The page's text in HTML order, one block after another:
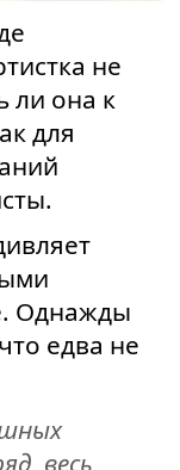
не
ли она к
для
Однажды
едва не